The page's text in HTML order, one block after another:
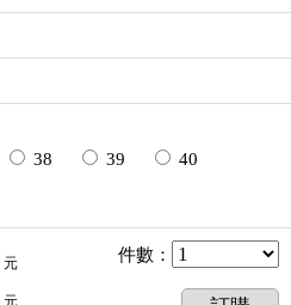
38 39 40
元 件數 ：